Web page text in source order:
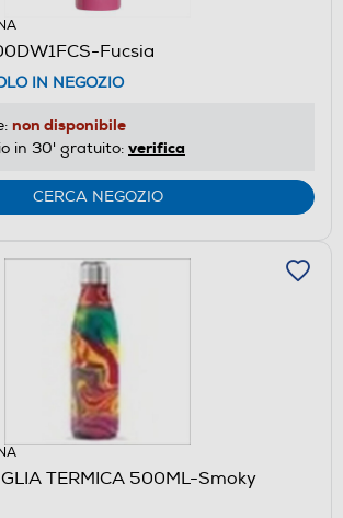
Fucsia
IN NEGOZIO
non disponibile
in 30' gratuito: verifica
CERCA NEGOZIO
TERMICA 500ML-Smoky